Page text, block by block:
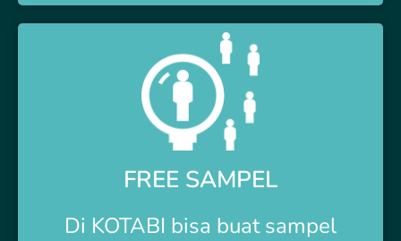
FREE SAMPEL
Di KOTABI bisa buat sampel